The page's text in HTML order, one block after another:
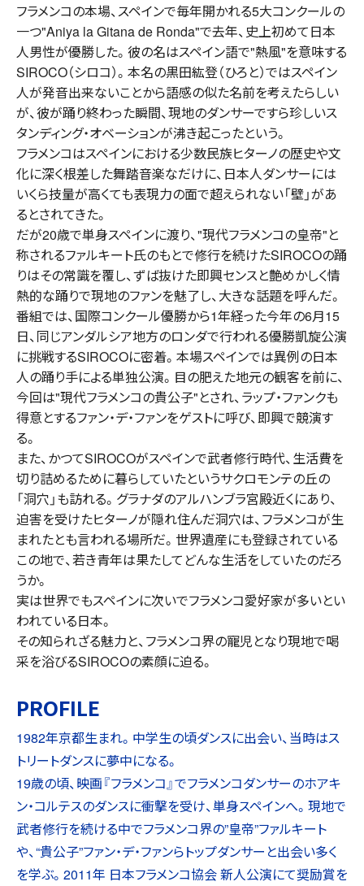
フラメンコの本場、スペインで毎年開かれる5大コンクールの
一つ"Aniya la Gitana de Ronda"で去年、史上初めて日本
人男性が優勝した。彼の名はスペイン語で"熱風"を意味する
SIROCO（シロコ）。本名の黒田紘登（ひろと）ではスペイン
人が発音出来ないことから語感の似た名前を考えたらしい
が、彼が踊り終わった瞬間、現地のダンサーですら珍しいス
タンディング・オベーションが沸き起こったという。
フラメンコはスペインにおける少数民族ヒターノの歴史や文
化に深く根差した舞踏音楽なだけに、日本人ダンサーには
いくら技量が高くても表現力の面で超えられない「壁」があ
るとされてきた。
だが20歳で単身スペインに渡り、"現代フラメンコの皇帝"と
称されるファルキート氏のもとで修行を続けたSIROCOの踊
りはその常識を覆し、ずば抜けた即興センスと艶めかしく情
熱的な踊りで現地のファンを魅了し、大きな話題を呼んだ。
番組では、国際コンクール優勝から1年経った今年の6月15
日、同じアンダルシア地方のロンダで行われる優勝凱旋公演
に挑戦するSIROCOに密着。本場スペインでは異例の日本
人の踊り手による単独公演。目の肥えた地元の観客を前に、
今回は"現代フラメンコの貴公子"とされ、ラップ・ファンクも
得意とするファン・デ・ファンをゲストに呼び、即興で競演す
る。
また、かつてSIROCOがスペインで武者修行時代、生活費を
切り詰めるために暮らしていたというサクロモンテの丘の
「洞穴」も訪れる。グラナダのアルハンブラ宮殿近くにあり、
迫害を受けたヒターノが隠れ住んだ洞穴は、フラメンコが生
まれたとも言われる場所だ。世界遺産にも登録されている
この地で、若き青年は果たしてどんな生活をしていたのだろ
うか。
実は世界でもスペインに次いでフラメンコ愛好家が多いとい
われている日本。
その知られざる魅力と、フラメンコ界の寵児となり現地で喝
采を浴びるSIROCOの素顔に迫る。
PROFILE
1982年京都生まれ。中学生の頃ダンスに出会い、当時はス
トリートダンスに夢中になる。
19歳の頃、映画『フラメンコ』でフラメンコダンサーのホアキ
ン・コルテスのダンスに衝撃を受け、単身スペインへ。現地で
武者修行を続ける中でフラメンコ界の”皇帝”ファルキート
や、“貴公子”ファン・デ・ファンらトップダンサーと出会い多く
を学ぶ。2011年 日本フラメンコ協会 新人公演にて奨励賞を